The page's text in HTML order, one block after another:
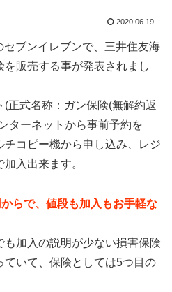
2020.06.19
ブンイレブンで、三井住友海
を販売する事が発表されまし
正式名称：ガン保険(無解約返
ターネットから事前予約を
チコピー機から申し込み、レジ
入出来ます。
らで、値段も加入もお手軽な
加入の説明が少ない損害保険
ていて、保険としては5つ目の